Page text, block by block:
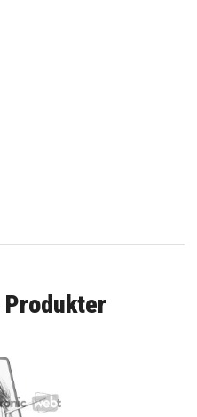
Produkter